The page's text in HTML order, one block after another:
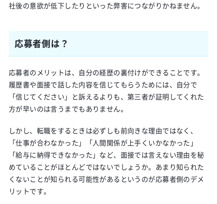
社後の意欲が低下したりといった弊害につながりかねません。
応募者側は？
応募者のメリットは、自分の経歴の裏付けができることです。
履歴書や面接で話した内容を信じてもらうためには、自分で
「信じてください」と訴えるよりも、第三者が証明してくれた
方が早いのは言うまでもありません。
しかし、転職をするときは必ずしも前向きな理由ではなく、
「仕事が合わなかった」「人間関係が上手くいかなかった」
「給与に納得できなかった」など、面接では言えない理由を秘
めていることがほとんどではないでしょうか。あまり知られた
くないことが知られる可能性があるというのが応募者側のデメ
リットです。